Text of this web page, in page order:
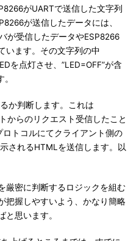
がUARTで送信した文字列
が送信したデータには、
が受信したデータやESP8266
います。その文字列の中
を点灯させ、”LED=OFF”が含
か判断します。これは
からのリクエスト受信したこと
トコルにてクライアント側の
されるHTMLを送信します。以
密に判断するロジックを組む
把握しやすいよう、かなり簡略
と思います。